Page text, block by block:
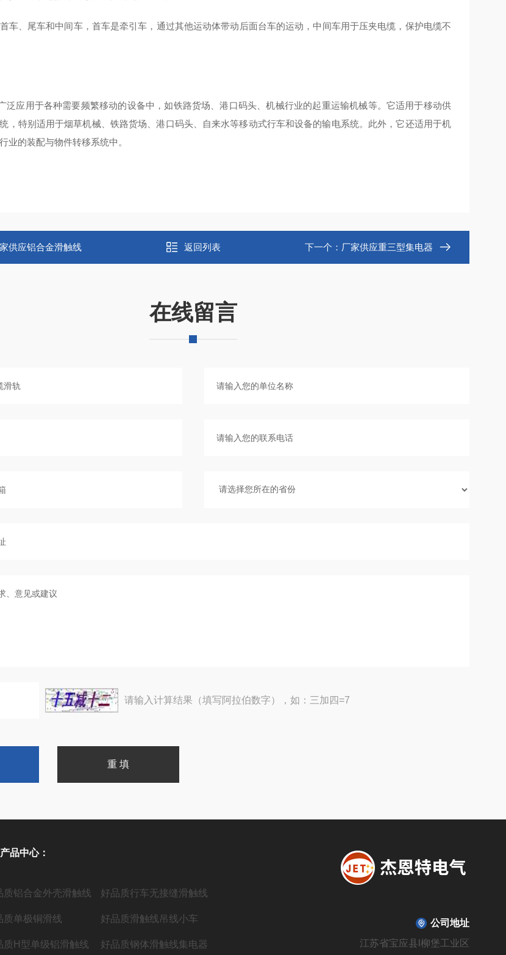
车、尾车和中间车，首车是牵引车，通过其他运动体带动后面台车的运动，中间车用于压夹电缆，保护电缆不
泛应用于各种需要频繁移动的设备中，如铁路货场、港口码头、机械行业的起重运输机械等。它适用于移动供
，特别适用于烟草机械、铁路货场、港口码头、自来水等移动式行车和设备的输电系统。此外，它还适用于机
业的装配与物件转移系统中‌。
供应铝合金滑触线 返回列表 下一个： 厂家供应重三型集电器
在线留言
请输入计算结果（填写阿拉伯数字），如：三加四=7
产品中心：
质铝合金外壳滑触线 好品质行车无接缝滑触线
质单极铜滑线 好品质滑触线吊线小车
质H型单级铝滑触线 好品质钢体滑触线集电器
公司地址
江苏省宝应县l柳堡工业区